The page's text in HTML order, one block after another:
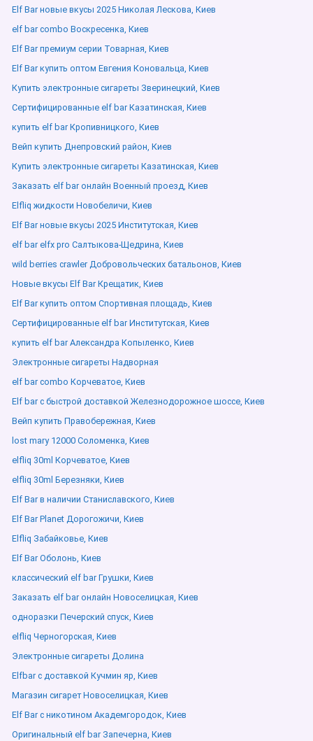
Elf Bar новые вкусы 2025 Николая Лескова, Киев
elf bar combo Воскресенка, Киев
Elf Bar премиум серии Товарная, Киев
Elf Bar купить оптом Евгения Коновальца, Киев
Купить электронные сигареты Зверинецкий, Киев
Сертифицированные elf bar Казатинская, Киев
купить elf bar Кропивницкого, Киев
Вейп купить Днепровский район, Киев
Купить электронные сигареты Казатинская, Киев
Заказать elf bar онлайн Военный проезд, Киев
Elfliq жидкости Новобеличи, Киев
Elf Bar новые вкусы 2025 Институтская, Киев
elf bar elfx pro Салтыкова-Щедрина, Киев
wild berries crawler Добровольческих батальонов, Киев
Новые вкусы Elf Bar Крещатик, Киев
Elf Bar купить оптом Спортивная площадь, Киев
Сертифицированные elf bar Институтская, Киев
купить elf bar Александра Копыленко, Киев
Электронные сигареты Надворная
elf bar combo Корчеватое, Киев
Elf bar с быстрой доставкой Железнодорожное шоссе, Киев
Вейп купить Правобережная, Киев
lost mary 12000 Соломенка, Киев
elfliq 30ml Корчеватое, Киев
elfliq 30ml Березняки, Киев
Elf Bar в наличии Станиславского, Киев
Elf Bar Planet Дорогожичи, Киев
Elfliq Забайковье, Киев
Elf Bar Оболонь, Киев
классический elf bar Грушки, Киев
Заказать elf bar онлайн Новоселицкая, Киев
одноразки Печерский спуск, Киев
elfliq Черногорская, Киев
Электронные сигареты Долина
Elfbar с доставкой Кучмин яр, Киев
Магазин сигарет Новоселицкая, Киев
Elf Bar с никотином Академгородок, Киев
Оригинальный elf bar Запечерна, Киев